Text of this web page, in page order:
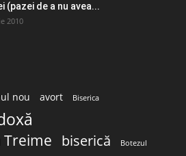
(pazei de a nu avea...
2010
nou avort Biserica
Treime biserică Botezul